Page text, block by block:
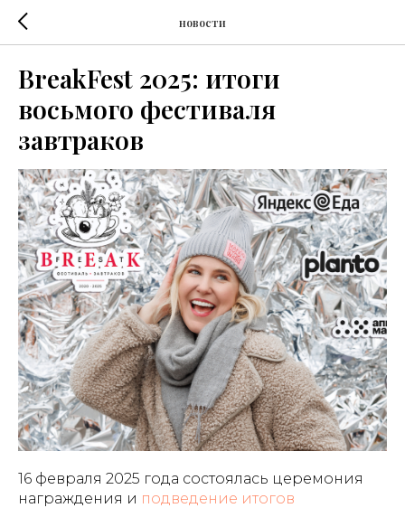
новости
BreakFest 2025: итоги
восьмого фестиваля
завтраков
16 февраля 2025 года состоялась церемония
награждения и подведение итогов